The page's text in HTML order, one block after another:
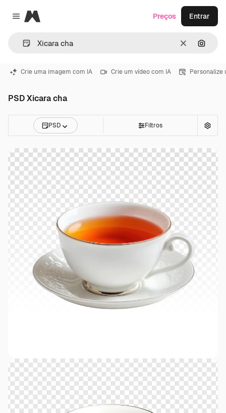
Close menu
Magnific
Limpar
Preços Entrar
Crie uma imagem com IA Crie um vídeo com IA Personalize
PSD Xicara cha
PSD Filtros